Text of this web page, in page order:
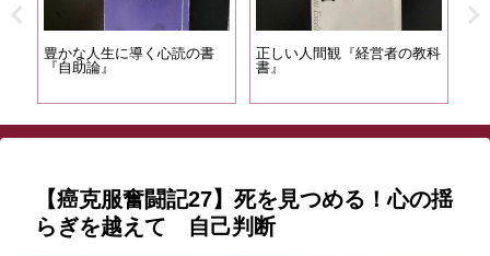
豊かな人生に導く心読の書
『自助論』
正しい人間観『経営者の教科
書』
【癌克服奮闘記27】死を見つめる！心の揺
らぎを越えて 自己判断